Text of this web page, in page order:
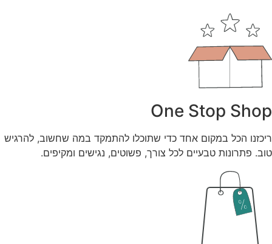
One Stop Shop
ריכזנו הכל במקום אחד כדי שתוכלו להתמקד במה שחשוב, להרגיש
טוב. פתרונות טבעיים לכל צורך, פשוטים, נגישים ומקיפים.